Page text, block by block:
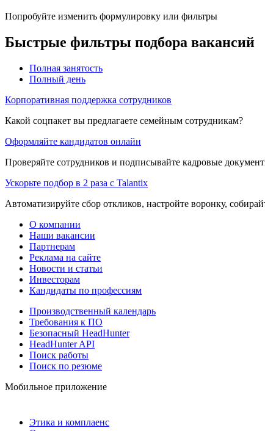
Попробуйте изменить формулировку или фильтры
Быстрые фильтры подбора вакансий
Полная занятость
Полный день
Корпоративная поддержка сотрудников
Какой соцпакет вы предлагаете семейным сотрудникам?
Оформляйте кандидатов онлайн
Проверяйте сотрудников и подписывайте кадровые
Ускорьте подбор в 2 раза с Talantix
Автоматизируйте сбор откликов, настройте воронку,
О компании
Наши вакансии
Партнерам
Реклама на сайте
Новости и статьи
Инвесторам
Кандидаты по профессиям
Производственный календарь
Требования к ПО
Безопасный HeadHunter
HeadHunter API
Поиск работы
Поиск по резюме
Мобильное приложение
Этика и комплаенс